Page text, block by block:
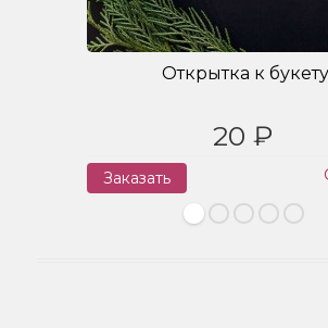
Открытка к букету
20 ₽
Заказать